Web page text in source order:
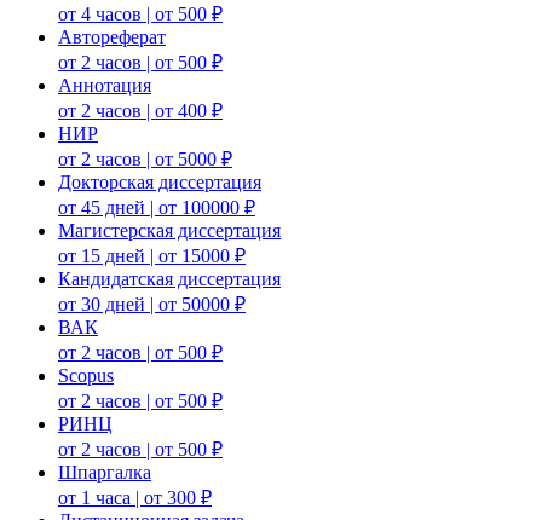
от 4 часов | от 500 ₽
Автореферат
от 2 часов | от 500 ₽
Аннотация
от 2 часов | от 400 ₽
НИР
от 2 часов | от 5000 ₽
Докторская диссертация
от 45 дней | от 100000 ₽
Магистерская диссертация
от 15 дней | от 15000 ₽
Кандидатская диссертация
от 30 дней | от 50000 ₽
ВАК
от 2 часов | от 500 ₽
Scopus
от 2 часов | от 500 ₽
РИНЦ
от 2 часов | от 500 ₽
Шпаргалка
от 1 часа | от 300 ₽